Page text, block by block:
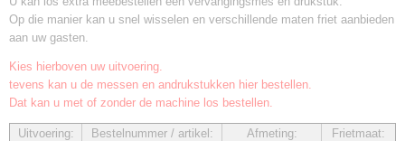
Op die manier kan u snel wisselen en verschillende maten friet aanbieden
aan uw gasten.
Kies hierboven uw uitvoering.
tevens kan u de messen en andrukstukken hier bestellen.
Dat kan u met of zonder de machine los bestellen.
Uitvoering: Bestelnummer / artikel: Afmeting:
Frietmaat: